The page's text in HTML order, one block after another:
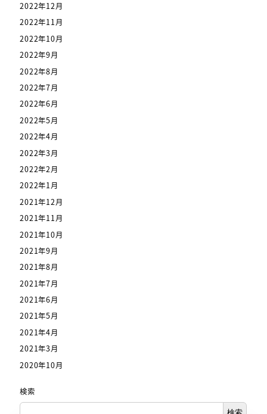
2022年12月
2022年11月
2022年10月
2022年9月
2022年8月
2022年7月
2022年6月
2022年5月
2022年4月
2022年3月
2022年2月
2022年1月
2021年12月
2021年11月
2021年10月
2021年9月
2021年8月
2021年7月
2021年6月
2021年5月
2021年4月
2021年3月
2020年10月
検索